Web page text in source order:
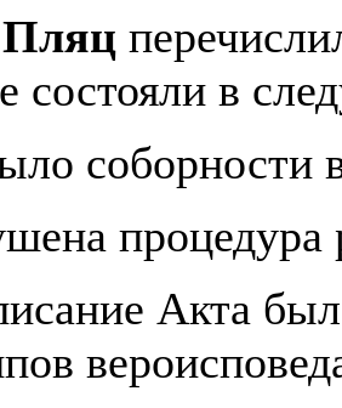
Пляц
состояли в
соборности
процедура
Акта